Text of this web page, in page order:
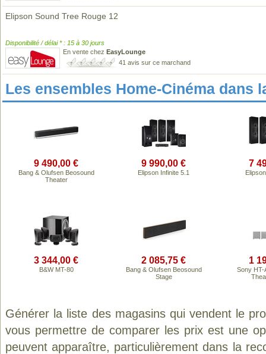
Elipson Sound Tree Rouge 12
Disponibilité / délai * : 15 à 30 jours
En vente chez EasyLounge
41 avis sur ce marchand
Les ensembles Home-Cinéma dans
9 490,00 €
Bang & Olufsen Beosound
Theater
9 990,00 €
Elipson Infinite 5.1
7
3 344,00 €
B&W MT-80
2 085,75 €
Bang & Olufsen Beosound
Stage
1
Sony HT-
Générer la liste des magasins qui vendent le
vous permettre de comparer les prix est une
peuvent apparaître, particulièrement dans la